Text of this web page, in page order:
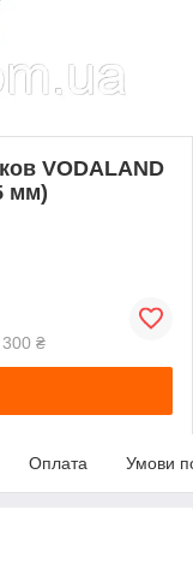
VODALAND
мм)
₴
Оплата Умови